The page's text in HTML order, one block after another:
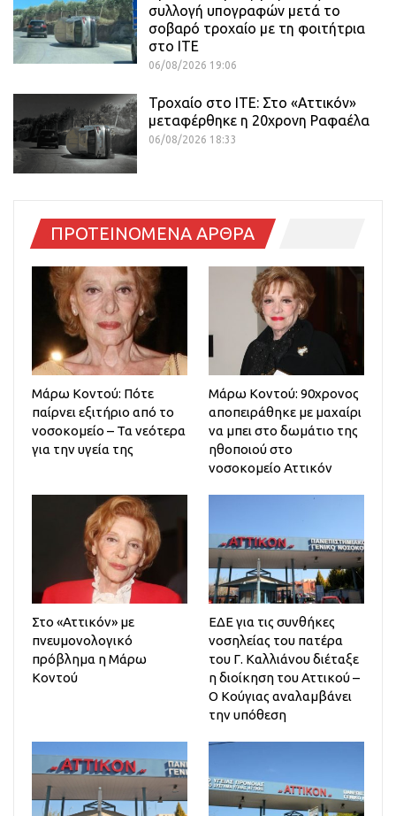
συλλογή υπογραφών μετά το
σοβαρό τροχαίο με τη φοιτήτρια
στο ΙΤΕ
06/08/2026 19:06
Τροχαίο στο ΙΤΕ: Στο «Αττικόν»
μεταφέρθηκε η 20χρονη Ραφαέλα
06/08/2026 18:33
ΠΡΟΤΕΙΝΟΜΕΝΑ ΑΡΘΡΑ
Μάρω Κοντού: Πότε
παίρνει εξιτήριο από το
νοσοκομείο – Τα νεότερα
για την υγεία της
Μάρω Κοντού: 90χρονος
αποπειράθηκε με μαχαίρι
να μπει στο δωμάτιο της
ηθοποιού στο
νοσοκομείο Αττικόν
Στο «Αττικόν» με
πνευμονολογικό
πρόβλημα η Μάρω
Κοντού
ΕΔΕ για τις συνθήκες
νοσηλείας του πατέρα
του Γ. Καλλιάνου διέταξε
η διοίκηση του Αττικού –
Ο Κούγιας αναλαμβάνει
την υπόθεση